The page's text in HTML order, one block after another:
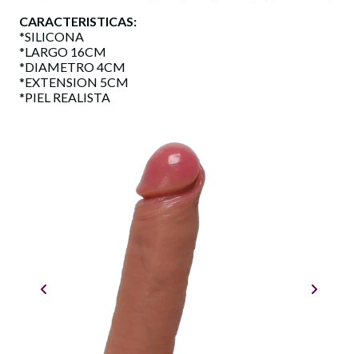
CARACTERISTICAS:
*SILICONA
*LARGO 16CM
*DIAMETRO 4CM
*EXTENSION 5CM
*PIEL REALISTA